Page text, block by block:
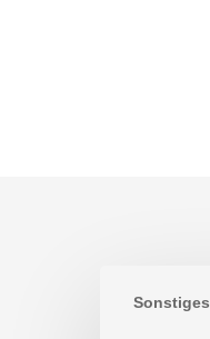
Sonstiges
Beurteilung